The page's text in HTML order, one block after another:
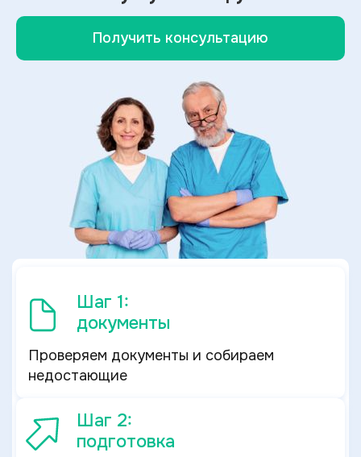
Получить консультацию
Шаг 1:
документы
Проверяем документы и собираем
недостающие
Шаг 2:
подготовка